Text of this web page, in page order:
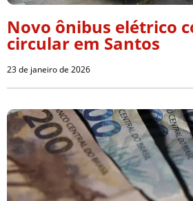
Novo ônibus elétrico
circular em Santos
23 de janeiro de 2026